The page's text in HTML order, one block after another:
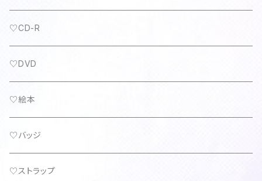
♡CD-R
♡DVD
♡絵本
♡バッジ
♡ストラップ